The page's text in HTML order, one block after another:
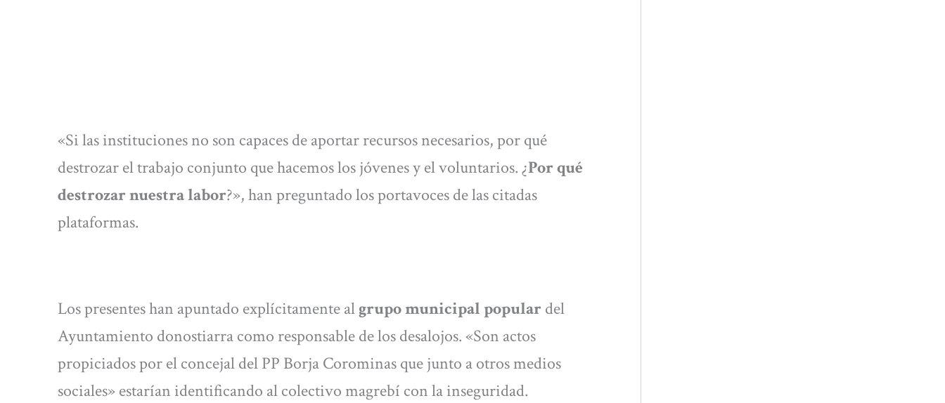
«Si las instituciones no son capaces de aportar recursos necesarios, por qué
destrozar el trabajo conjunto que hacemos los jóvenes y el voluntarios. ¿Por qué
destrozar nuestra labor?», han preguntado los portavoces de las citadas
plataformas.
Los presentes han apuntado explícitamente algrupo municipal popular del
Ayuntamiento donostiarra como responsable de los desalojos. «Son actos
propiciados por el concejal del PP Borja Corominas que junto a otros medios
sociales» estarían identificando al colectivo magrebí con la inseguridad.